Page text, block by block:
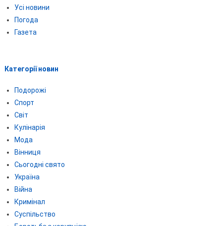
Усі новини
Погода
Газета
Категорії новин
Подорожі
Спорт
Світ
Кулінарія
Мода
Вінниця
Сьогодні свято
Україна
Війна
Кримінал
Суспільство